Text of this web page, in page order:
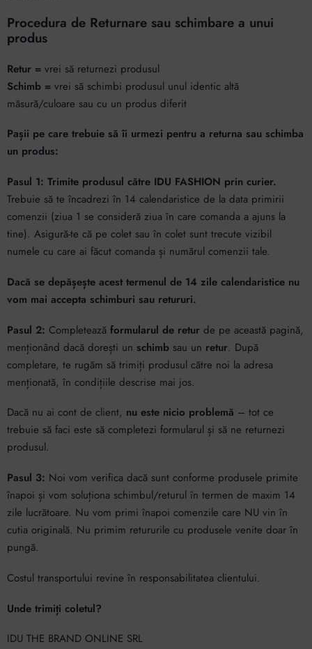
Procedura de Returnare sau schimbare a unui
produs
Retur = vrei să returnezi produsul
Schimb = vrei să schimbi produsul unul identic altă
măsură/culoare sau cu un produs diferit
Pașii pe care trebuie să îi urmezi pentru a returna sau schimba
un produs:
Pasul 1: Trimite produsul către IDU FASHION prin curier.
Trebuie să te încadrezi în 14 calendaristice de la data primirii
comenzii (ziua 1 se consideră ziua în care comanda a ajuns la
tine). Asigură-te că pe colet sau în colet sunt trecute vizibil
numele cu care ai făcut comanda și numărul comenzii tale.
Dacă se depășește acest termenul de 14 zile calendaristice nu
vom mai accepta schimburi sau retururi.
Pasul 2: Completează formularul de retur de pe această pagină,
menționând dacă dorești un schimb sau un retur. După
completare, te rugăm să trimiți produsul către noi la adresa
menționată, în condițiile descrise mai jos.
Dacă nu ai cont de client, nu este nicio problemă – tot ce
trebuie să faci este să completezi formularul și să ne returnezi
produsul.
Pasul 3: Noi vom verifica dacă sunt conforme produsele primite
înapoi și vom soluționa schimbul/returul în termen de maxim 14
zile lucrătoare. Nu vom primi înapoi comenzile care NU vin în
cutia originală. Nu primim retururile cu produsele venite doar în
pungă.
Costul transportului revine în responsabilitatea clientului.
Unde trimiți coletul?
IDU THE BRAND ONLINE SRL